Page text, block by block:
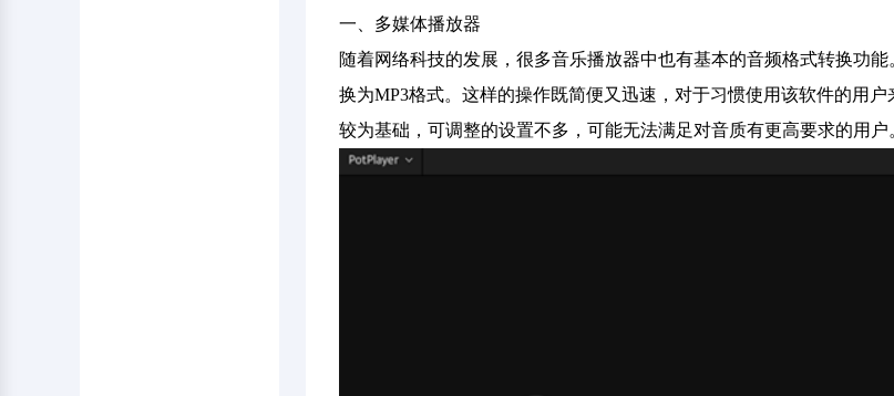
一、多媒体播放器
随着网络科技的发展，很多音乐播放器中也有基本的音频格式转换功
换为MP3格式。这样的操作既简便又迅速，对于习惯使用该软件的用
较为基础，可调整的设置不多，可能无法满足对音质有更高要求的用户